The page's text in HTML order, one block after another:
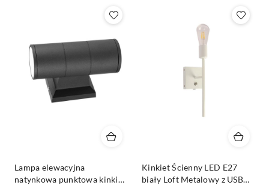
Lampa elewacyjna
natynkowa punktowa kinkiet
Kinkiet Ścienny LED E27
biały Loft Metalowy z USB